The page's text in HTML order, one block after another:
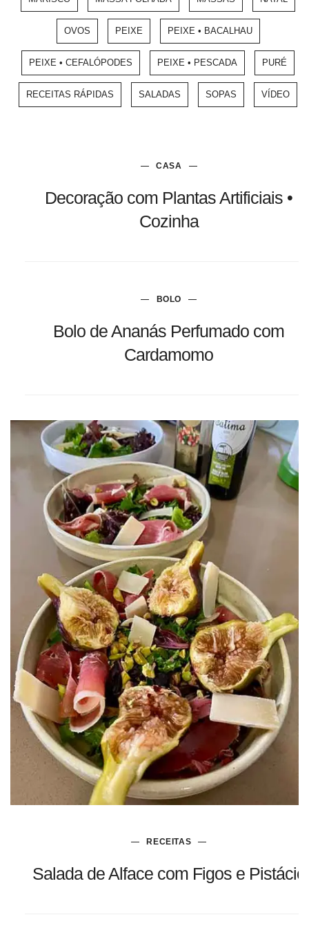
OVOS PEIXE PEIXE • BACALHAU
PEIXE • CEFALÓPODES PEIXE • PESCADA PURÉ
RECEITAS RÁPIDAS SALADAS SOPAS VÍDEO
CASA
Decoração com Plantas Artificiais •
Cozinha
BOLO
Bolo de Ananás Perfumado com
Cardamomo
RECEITAS
Salada de Alface com Figos e Pistácio